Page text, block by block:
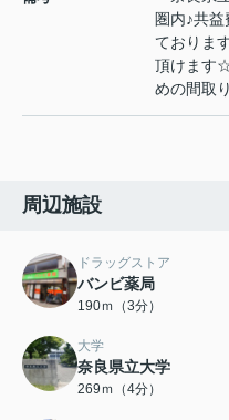
圏内♪共
ておりま
頂けます
めの間取
周辺施設
ドラッグストア
バンビ薬局
190ｍ（3分）
大学
奈良県立大学
269ｍ（4分）